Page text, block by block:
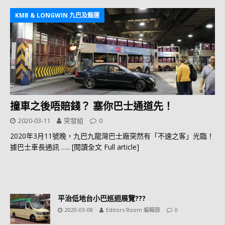
KMB & LONGWIN 九巴及龍運
撞車之後唔賠錢？ 塞你巴士通道先！
2020-03-11 突發組 0
2020年3月11號晚，九巴九龍灣巴士廠突然有「不速之客」光臨！
據巴士車長通訊 ….. [閱讀全文 Full article]
平治低地台小巴巡迴展覽???
2020-03-08 Editors Room 編輯部 0